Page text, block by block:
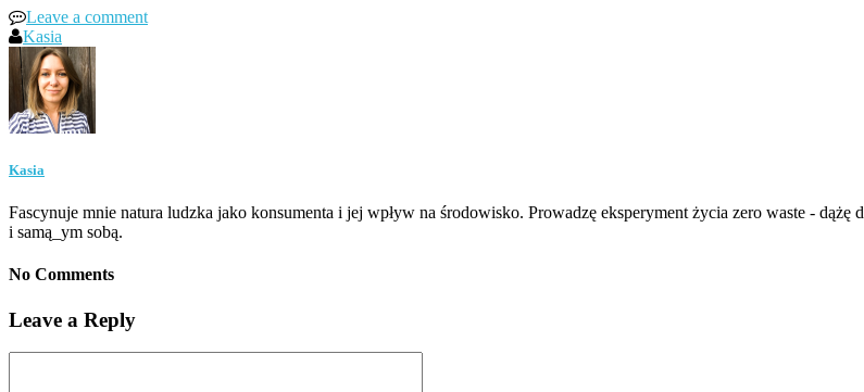
Leave a comment
Kasia
Kasia
Fascynuje mnie natura ludzka jako konsumenta i jej wpływ na środowisko. Prowadzę eksperyment życia zero waste -
i samą_ym sobą.
No Comments
Leave a Reply